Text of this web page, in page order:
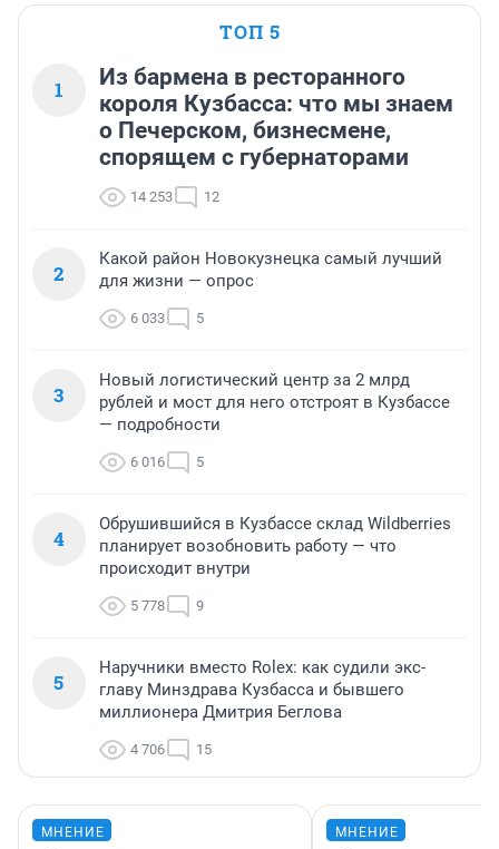
ТОП 5
1
Из бармена в ресторанного
короля Кузбасса: что мы знаем
о Печерском, бизнесмене,
спорящем с губернаторами
14 253 12
2
Какой район Новокузнецка самый лучший
для жизни — опрос
6 033 5
3
Новый логистический центр за 2 млрд
рублей и мост для него отстроят в Кузбассе
— подробности
6 016 5
4
Обрушившийся в Кузбассе склад Wildberries
планирует возобновить работу — что
происходит внутри
5 778 9
5
Наручники вместо Rolex: как судили экс-
главу Минздрава Кузбасса и бывшего
миллионера Дмитрия Беглова
4 706 15
МНЕНИЕ МНЕНИЕ